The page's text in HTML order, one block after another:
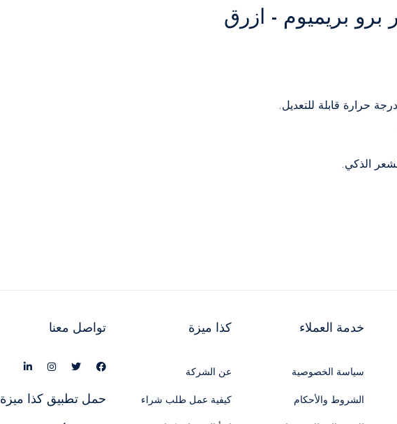
بريميوم - ازرق
خدمة العملاء
سياسة الخصوصية
الشروط والأحكام
كذا ميزة
عن الشركة
كيفية عمل طلب شراء
تواصل معنا
حمل تطبيق كذا ميزة